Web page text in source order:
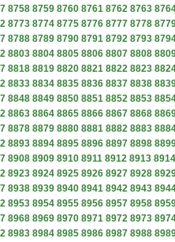
8758 8759 8760 8761 8762 8763
8773 8774 8775 8776 8777 8778
8788 8789 8790 8791 8792 8793
8803 8804 8805 8806 8807 8808
8818 8819 8820 8821 8822 8823
8833 8834 8835 8836 8837 8838
8848 8849 8850 8851 8852 8853
8863 8864 8865 8866 8867 8868
8878 8879 8880 8881 8882 8883
8893 8894 8895 8896 8897 8898
8908 8909 8910 8911 8912 8913 8914
8923 8924 8925 8926 8927 8928
8938 8939 8940 8941 8942 8943
8953 8954 8955 8956 8957 8958
8968 8969 8970 8971 8972 8973
8983 8984 8985 8986 8987 8988